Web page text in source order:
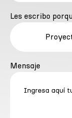
Les escribo
Mensaje